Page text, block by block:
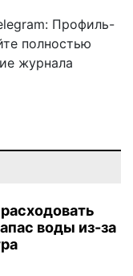
Профиль-
полностью
журнала
воды из-за